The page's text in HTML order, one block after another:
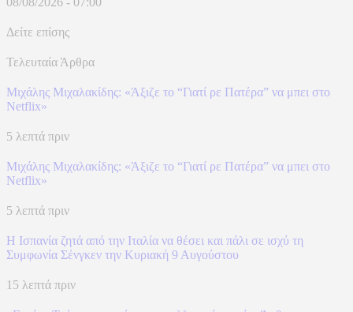
Δείτε επίσης
Τελευταία Άρθρα
Μιχάλης Μιχαλακίδης: «Άξιζε το “Γιατί ρε Πατέρα” να μπει στο
Netflix»
5 λεπτά πριν
Μιχάλης Μιχαλακίδης: «Άξιζε το “Γιατί ρε Πατέρα” να μπει στο
Netflix»
5 λεπτά πριν
H Ισπανία ζητά από την Ιταλία να θέσει και πάλι σε ισχύ τη
Συμφωνία Σένγκεν την Κυριακή 9 Αυγούστου
15 λεπτά πριν